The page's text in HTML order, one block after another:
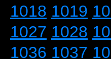
1018 1019
1027 1028
1036 1037